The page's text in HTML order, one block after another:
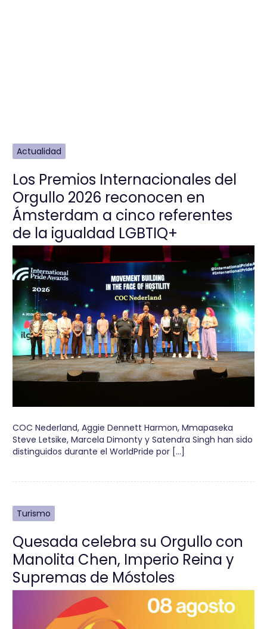
Actualidad
Los Premios Internacionales del
Orgullo 2026 reconocen en
Ámsterdam a cinco referentes
de la igualdad LGBTIQ+
COC Nederland, Aggie Dennett Harmon, Mmapaseka
Steve Letsike, Marcela Dimonty y Satendra Singh han sido
distinguidos durante el WorldPride por […]
Turismo
Quesada celebra su Orgullo con
Manolita Chen, Imperio Reina y
Supremas de Móstoles